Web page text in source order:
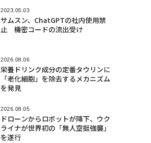
2023.05.03
サムスン、ChatGPTの社内使用禁
止 機密コードの流出受け
2026.08.06
栄養ドリンク成分の定番タウリンに
「老化細胞」を除去するメカニズム
を発見
2026.08.05
ドローンからロボットが降下、ウク
ライナが世界初の「無人空挺強襲」
を遂行